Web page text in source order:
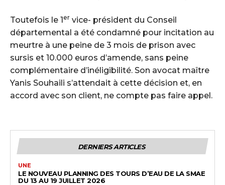
Toutefois le 1er vice- président du Conseil
départemental a été condamné pour incitation au
meurtre à une peine de 3 mois de prison avec
sursis et 10.000 euros d’amende, sans peine
complémentaire d’inéligibilité. Son avocat maître
Yanis Souhaili s’attendait à cette décision et, en
accord avec son client, ne compte pas faire appel.
DERNIERS ARTICLES
UNE
LE NOUVEAU PLANNING DES TOURS D’EAU DE LA SMAE
DU 13 AU 19 JUILLET 2026